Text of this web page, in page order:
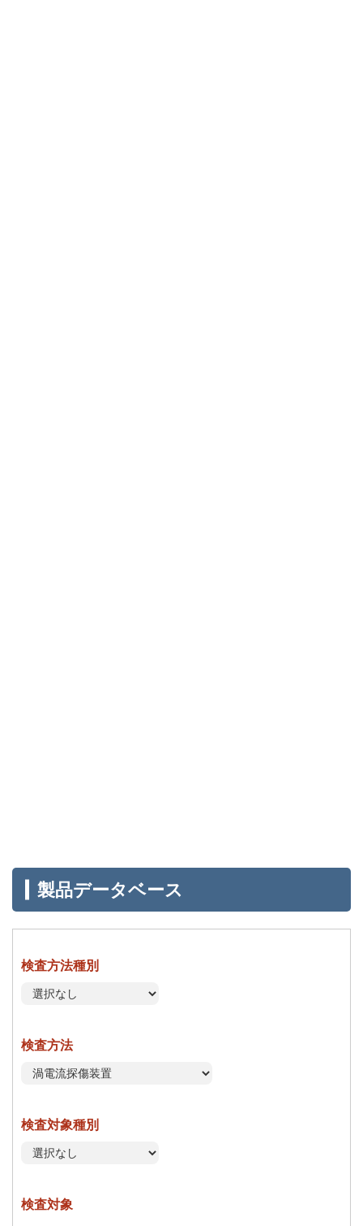
製品データベース
検査方法種別
検査方法
検査対象種別
検査対象